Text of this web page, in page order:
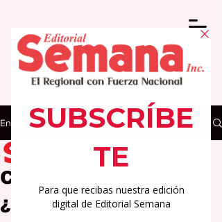
Entrada
Conectados, pero
¿protegidos?
2 min de lectura